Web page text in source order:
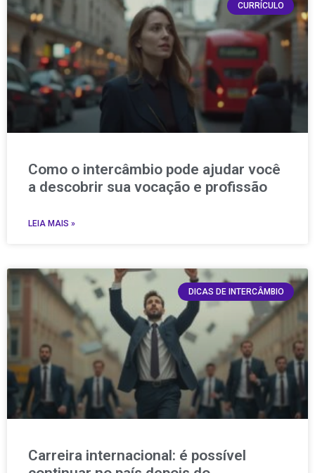
CURRÍCULO
Como o intercâmbio pode ajudar você
a descobrir sua vocação e profissão
LEIA MAIS »
DICAS DE INTERCÂMBIO
Carreira internacional: é possível